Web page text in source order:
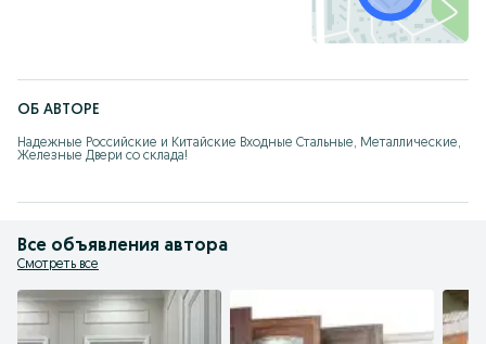
ОБ АВТОРЕ
Надежные Российские и Китайские Входные Стальные, Металлические,
Железные Двери со склада!
Все объявления автора
Смотреть все